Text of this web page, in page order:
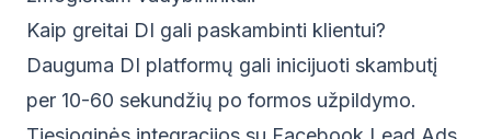
Kaip greitai DI gali paskambinti klientui?
Dauguma DI platformų gali inicijuoti skambutį
per 10-60 sekundžių po formos užpildymo.